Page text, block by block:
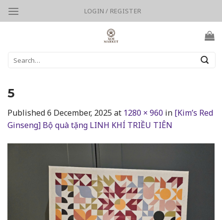
Skip
LOGIN / REGISTER
for:
5
Published6 December, 2025 at 1280 × 960 in [Kim’s Red
Ginseng] Bộ quà tặng LINH KHÍ TRIỀU TIÊN